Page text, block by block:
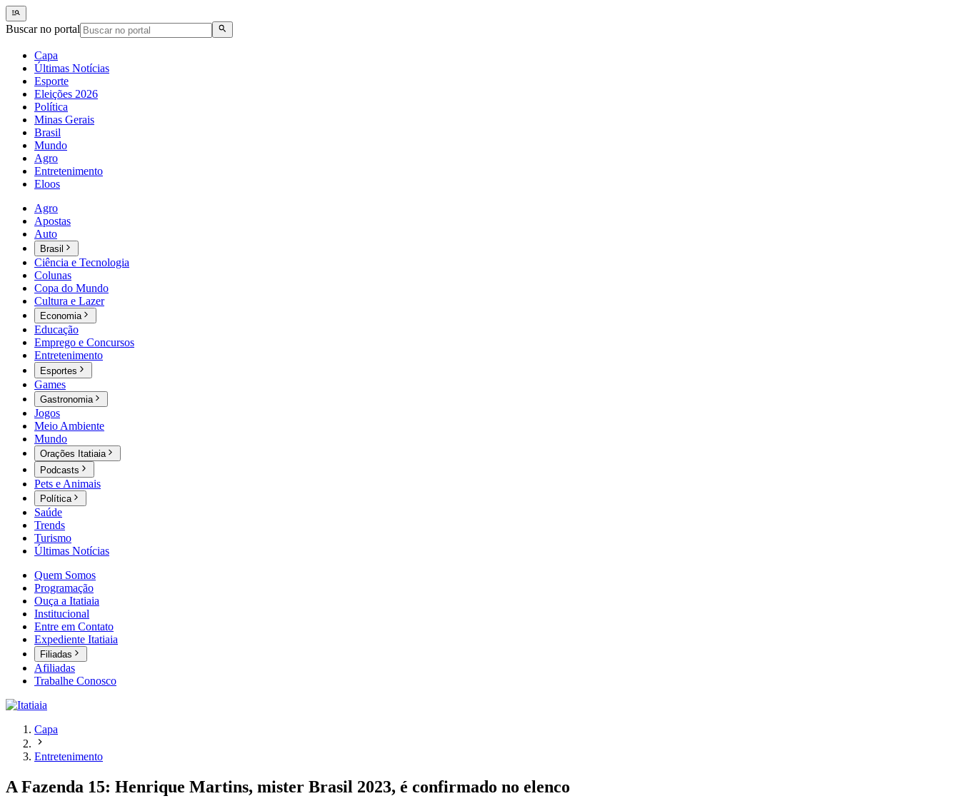
Buscar no portal
Capa
Últimas Notícias
Esporte
Eleições 2026
Política
Minas Gerais
Brasil
Mundo
Agro
Entretenimento
Eloos
Agro
Apostas
Auto
Brasil
Ciência e Tecnologia
Colunas
Copa do Mundo
Cultura e Lazer
Economia
Educação
Emprego e Concursos
Entretenimento
Esportes
Games
Gastronomia
Jogos
Meio Ambiente
Mundo
Orações Itatiaia
Podcasts
Pets e Animais
Política
Saúde
Trends
Turismo
Últimas Notícias
Quem Somos
Programação
Ouça a Itatiaia
Institucional
Entre em Contato
Expediente Itatiaia
Filiadas
Afiliadas
Trabalhe Conosco
Capa
Entretenimento
A Fazenda 15: Henrique Martins, mister Brasil 2023, é confirmado no elenco